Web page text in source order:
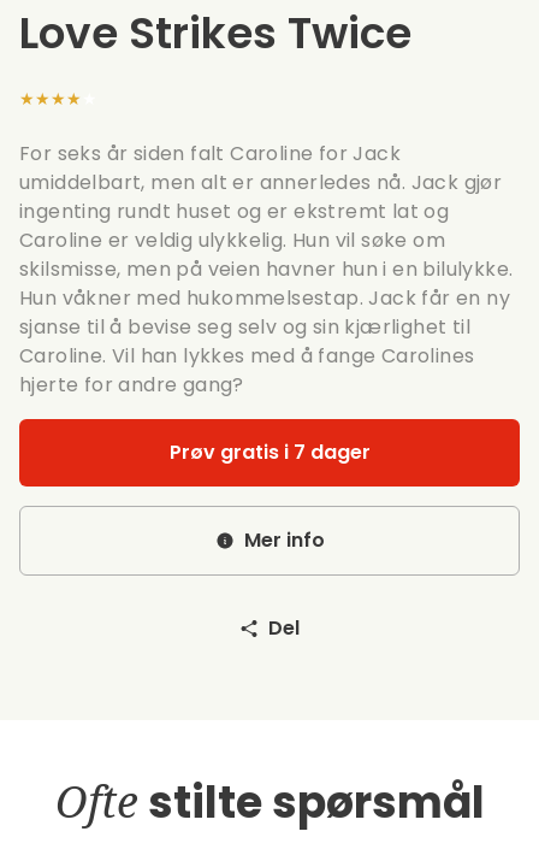
Love Strikes Twice
★★★★★
For seks år siden falt Caroline for Jack
umiddelbart, men alt er annerledes nå. Jack gjør
ingenting rundt huset og er ekstremt lat og
Caroline er veldig ulykkelig. Hun vil søke om
skilsmisse, men på veien havner hun i en bilulykke.
Hun våkner med hukommelsestap. Jack får en ny
sjanse til å bevise seg selv og sin kjærlighet til
Caroline. Vil han lykkes med å fange Carolines
hjerte for andre gang?
Prøv gratis i 7 dager
Mer info
Del
Ofte stilte spørsmål